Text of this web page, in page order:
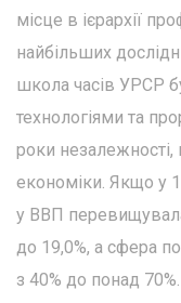
місце в ієрархії
найбільших
школа часів УРСР
технологіями та
роки незалежності,
економіки. Якщо у
у ВВП
до 19,0%, а сфера
з 40% до понад 70%.